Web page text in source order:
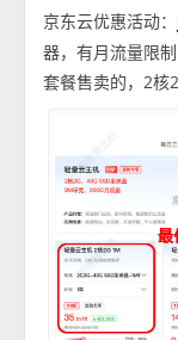
京东云优惠活动：
器，有月流量限
套餐售卖的，2核